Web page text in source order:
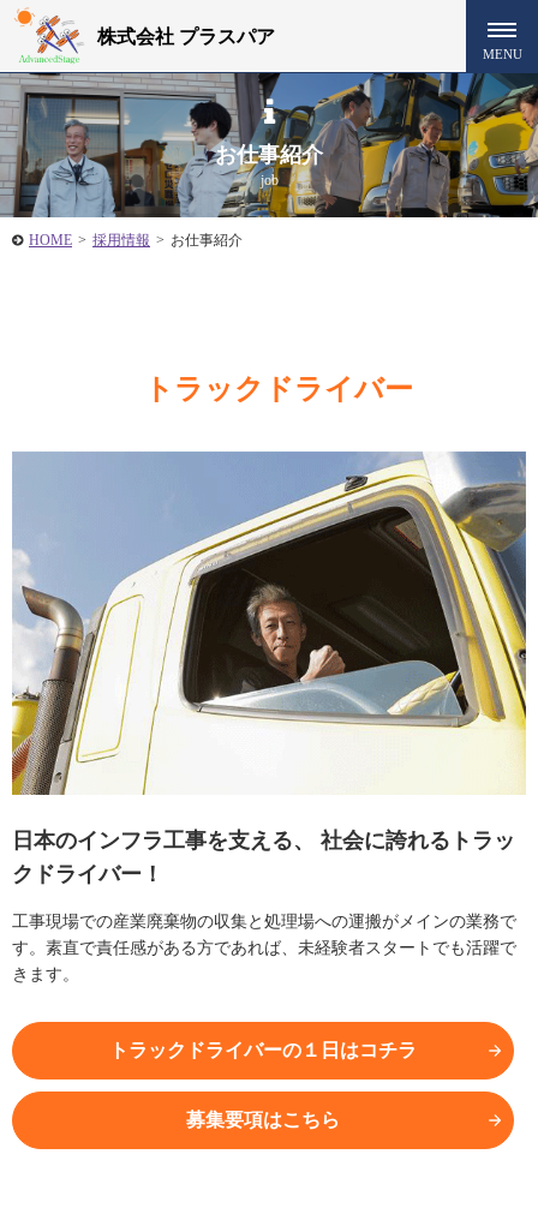
株式会社 プラスパア
お仕事紹介
job
HOME > 採用情報 > お仕事紹介
トラックドライバー
日本のインフラ工事を支える、
社会に誇れるトラッ
クドライバー！
工事現場での産業廃棄物の収集と処理場への運搬がメインの業務で
す。素直で責任感がある方であれば、未経験者スタートでも活躍で
きます。
トラックドライバーの１日はコチラ
募集要項はこちら